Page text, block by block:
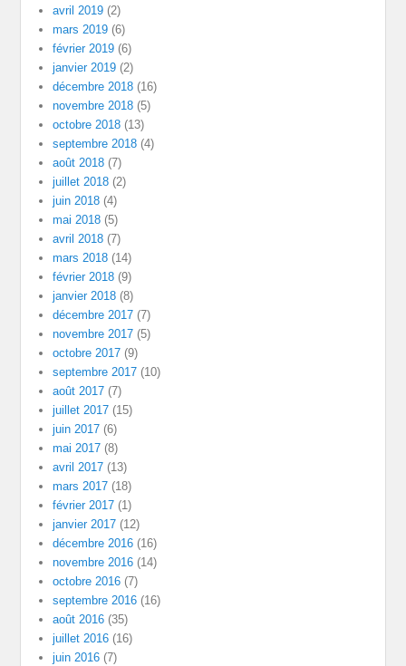
avril 2019 (2)
mars 2019 (6)
février 2019 (6)
janvier 2019 (2)
décembre 2018 (16)
novembre 2018 (5)
octobre 2018 (13)
septembre 2018 (4)
août 2018 (7)
juillet 2018 (2)
juin 2018 (4)
mai 2018 (5)
avril 2018 (7)
mars 2018 (14)
février 2018 (9)
janvier 2018 (8)
décembre 2017 (7)
novembre 2017 (5)
octobre 2017 (9)
septembre 2017 (10)
août 2017 (7)
juillet 2017 (15)
juin 2017 (6)
mai 2017 (8)
avril 2017 (13)
mars 2017 (18)
février 2017 (1)
janvier 2017 (12)
décembre 2016 (16)
novembre 2016 (14)
octobre 2016 (7)
septembre 2016 (16)
août 2016 (35)
juillet 2016 (16)
juin 2016 (7)